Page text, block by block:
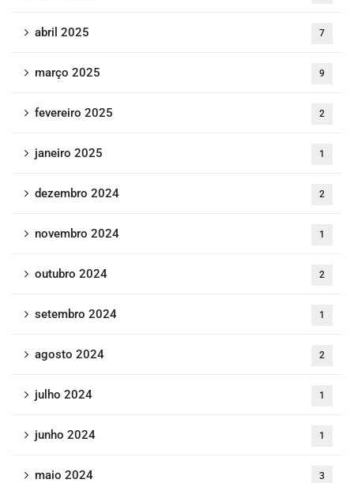
abril 2025 7
março 2025 9
fevereiro 2025 2
janeiro 2025 1
dezembro 2024 2
novembro 2024 1
outubro 2024 2
setembro 2024 1
agosto 2024 2
julho 2024 1
junho 2024 1
maio 2024 3